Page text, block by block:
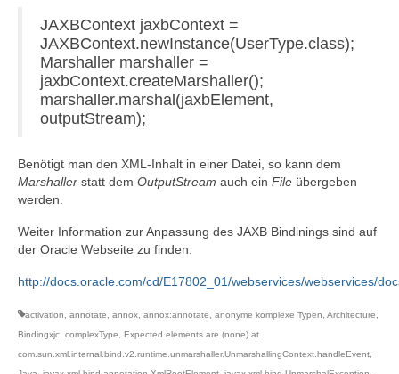
JAXBContext jaxbContext =
JAXBContext.newInstance(UserType.class);
Marshaller marshaller =
jaxbContext.createMarshaller();
marshaller.marshal(jaxbElement,
outputStream);
Benötigt man den XML-Inhalt in einer Datei, so kann dem
Marshaller statt dem OutputStream auch ein File übergeben
werden.
Weiter Information zur Anpassung des JAXB Bindinings sind auf
der Oracle Webseite zu finden:
http://docs.oracle.com/cd/E17802_01/webservices/webservices/
activation annotate annox annox:annotate anonyme komplexe Typen Architecture
Bindingxjc complexType
Expected elements are (none) at
com.sun.xml.internal.bind.v2.runtime.unmarshaller.UnmarshallingContext.handleEvent